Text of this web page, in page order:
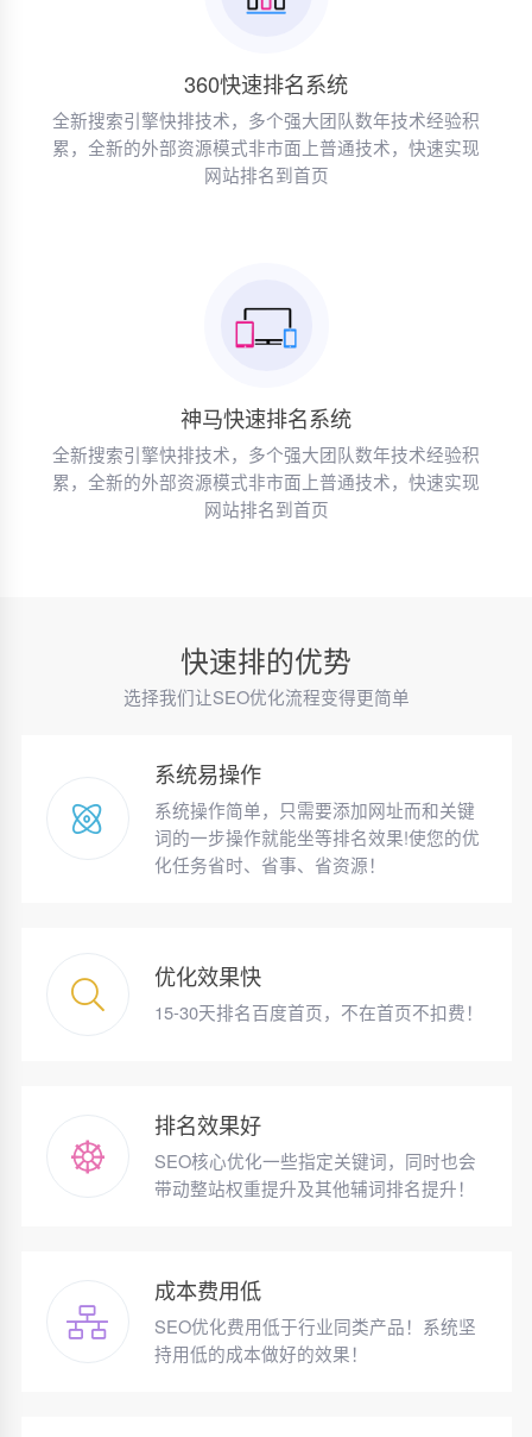
360快速排名系统
全新搜索引擎快排技术，多个强大团队数年技术经验积
累，全新的外部资源模式非市面上普通技术，快速实现
网站排名到首页
神马快速排名系统
全新搜索引擎快排技术，多个强大团队数年技术经验积
累，全新的外部资源模式非市面上普通技术，快速实现
网站排名到首页
快速排的优势
选择我们让SEO优化流程变得更简单
系统易操作
系统操作简单，只需要添加网址而和关键
词的一步操作就能坐等排名效果!使您的优
化任务省时、省事、省资源！
优化效果快
15-30天排名百度首页，不在首页不扣费！
排名效果好
SEO核心优化一些指定关键词，同时也会
带动整站权重提升及其他辅词排名提升！
成本费用低
SEO优化费用低于行业同类产品！系统坚
持用低的成本做好的效果！